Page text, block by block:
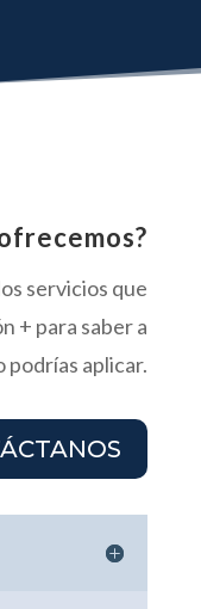
servicios que
+ para saber a
podrías aplicar.